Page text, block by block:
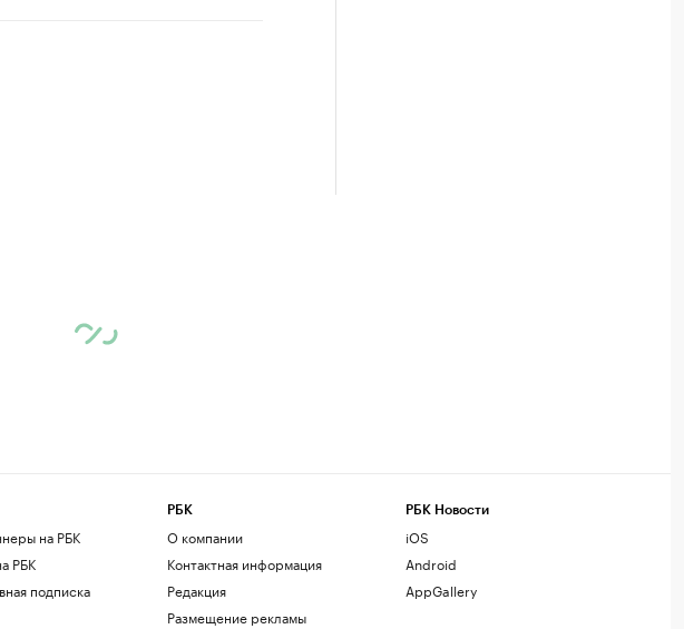
на РБК
РБК
подписка
РБК
О компании
Контактная информация
Редакция
Размещение рекламы
РБК Новости
iOS
Android
AppGallery